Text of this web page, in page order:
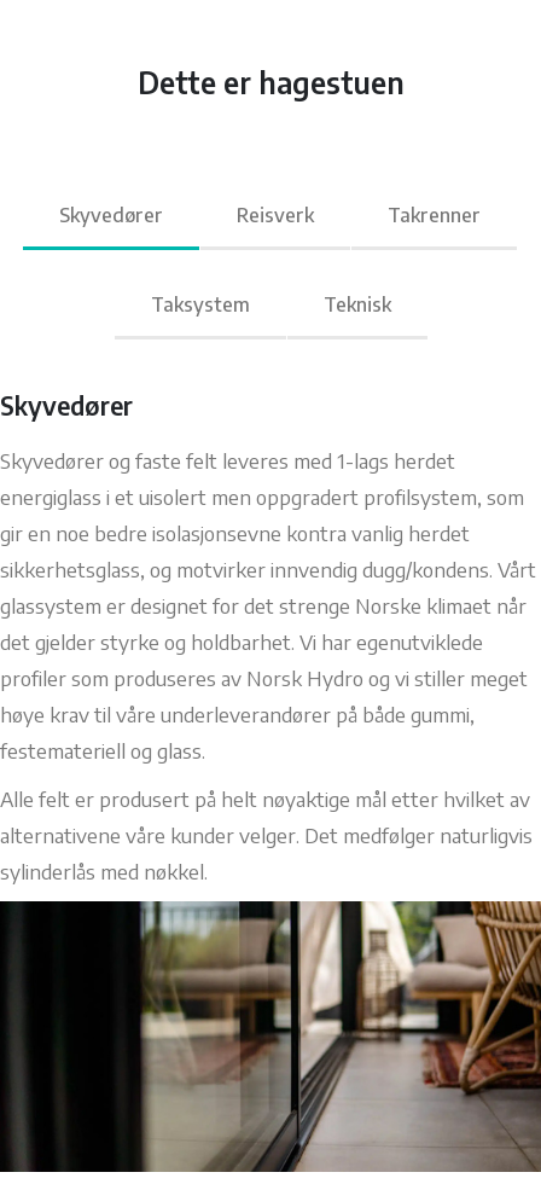
Dette er hagestuen
Skyvedører Reisverk Takrenner
Taksystem Teknisk
Skyvedører
Skyvedører og faste felt leveres med 1-lags herdet
energiglass i et uisolert men oppgradert profilsystem, som
gir en noe bedre isolasjonsevne kontra vanlig herdet
sikkerhetsglass, og motvirker innvendig dugg/kondens. Vårt
glassystem er designet for det strenge Norske klimaet når
det gjelder styrke og holdbarhet. Vi har egenutviklede
profiler som produseres av Norsk Hydro og vi stiller meget
høye krav til våre underleverandører på både gummi,
festemateriell og glass.
Alle felt er produsert på helt nøyaktige mål etter hvilket av
alternativene våre kunder velger. Det medfølger naturligvis
sylinderlås med nøkkel.